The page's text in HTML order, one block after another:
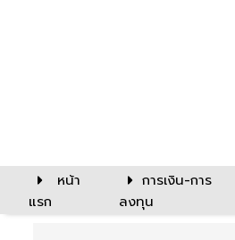
หน้า
แรก
การเงิน-การ
ลงทุน